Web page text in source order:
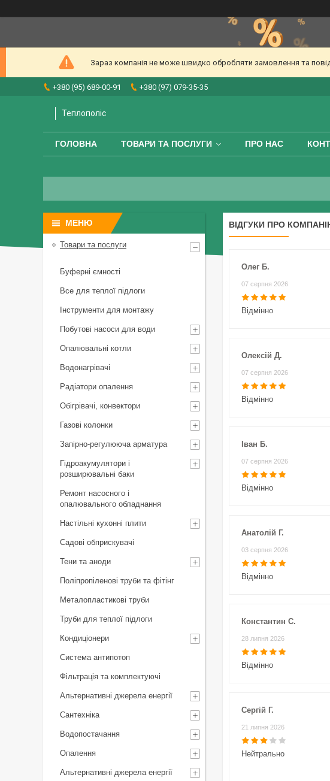
Зараз компанія не може швидко обробляти замовлення та
+380 (95) 689-00-91 +380 (97) 079-35-35
Теплополіс
ГОЛОВНА ТОВАРИ ТА ПОСЛУГИ ПРО НАС
ВІДГУКИ ПРО
Олег Б.
07 серпня 2026
Відмінно
Олексій Д.
07 серпня 2026
Відмінно
Іван Б.
07 серпня 2026
Відмінно
Анатолій Г.
03 серпня 2026
Відмінно
Константин С.
28 липня 2026
Відмінно
Сергій Г.
21 липня 2026
Нейтрально
Товари та послуги
Буферні ємності
Все для теплої підлоги
Інструменти для монтажу
Побутові насоси для води
Опалювальні котли
Водонагрівачі
Радіатори опалення
Обігрівачі, конвектори
Газові колонки
Запірно-регулююча арматура
Гідроакумулятори і
розширювальні баки
Ремонт насосного і
опалювального обладнання
Настільні кухонні плити
Садові обприскувачі
Тени та аноди
Поліпропіленові труби та фітінг
Металопластикові труби
Труби для теплої підлоги
Кондиціонери
Система антипотоп
Фільтрація та комплектуючі
Альтернативні джерела енергії
Сантехніка
Водопостачання
Опалення
Альтернативні джерела енергії